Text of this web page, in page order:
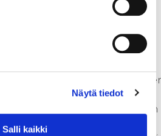
Näytä tiedot
Salli kaikki
taloudellinen ja sosiaalinen
Elinkeinostrategian yhtenä
palvelukonsepti Ylä-Savon
luukun yrityspalveluis-ta.
Tavoitteena on parantaa alueen
yrityksille tarjottavien